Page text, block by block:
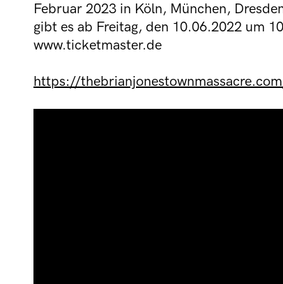
Februar 2023 in Köln, München,
gibt es ab Freitag, den 10.06.2022 um
www.ticketmaster.de
https://